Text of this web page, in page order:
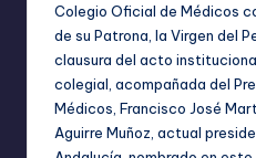
Colegio Oficial de Médicos
de su Patrona, la Virgen del
clausura del acto
colegial, acompañada del
Médicos, Francisco José
Aguirre Muñoz, actual